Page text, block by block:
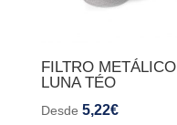
FILTRO METÁLICO
LUNA TÉO
Desde 5,22€